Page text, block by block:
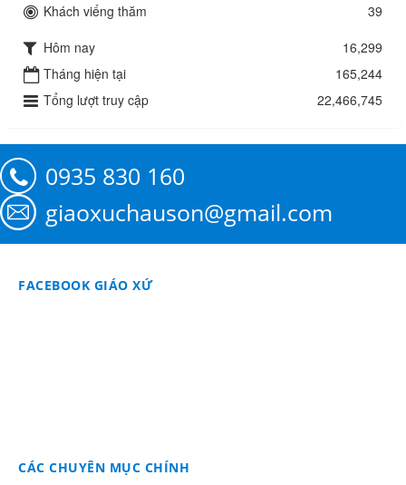
Khách viếng thăm
39
Hôm nay
16,299
Tháng hiện tại
165,244
Tổng lượt truy cập
22,466,745
0935 830 160
giaoxuchauson@gmail.com
FACEBOOK GIÁO XỨ
CÁC CHUYÊN MỤC CHÍNH